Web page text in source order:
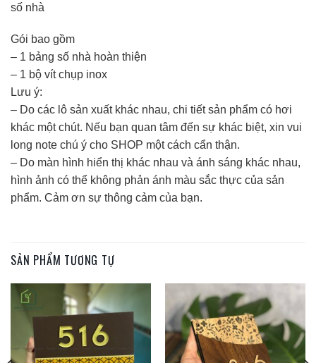
số nhà
Gói bao gồm
– 1 bảng số nhà hoàn thiện
– 1 bộ vít chụp inox
Lưu ý:
– Do các lô sản xuất khác nhau, chi tiết sản phẩm có hơi
khác một chút. Nếu bạn quan tâm đến sự khác biệt, xin vui
long note chú ý cho SHOP một cách cẩn thận.
– Do màn hình hiển thị khác nhau và ánh sáng khác nhau,
hình ảnh có thể không phản ánh màu sắc thực của sản
phẩm. Cảm ơn sự thông cảm của bạn.
SẢN PHẨM TƯƠNG TỰ